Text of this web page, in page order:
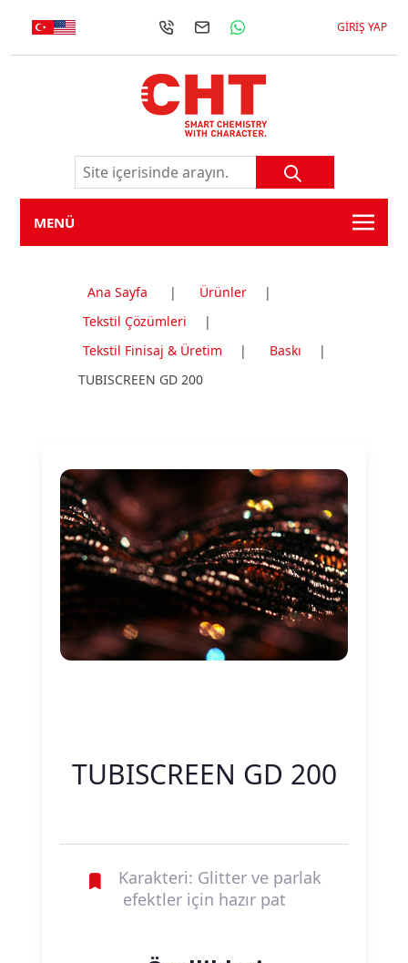
GIRIŞ YAP
MENÜ
Ana Sayfa | Ürünler
|
Tekstil Çözümleri
|
Tekstil Finisaj & Üretim
| Baskı
|
TUBISCREEN GD 200
TUBISCREEN GD 200
Karakteri: Glitter ve parlak
efektler için hazır pat